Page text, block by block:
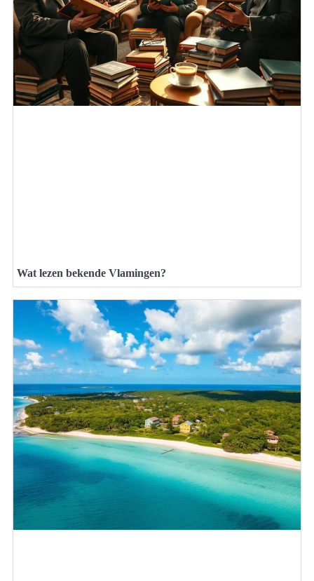
Wat lezen bekende Vlamingen?